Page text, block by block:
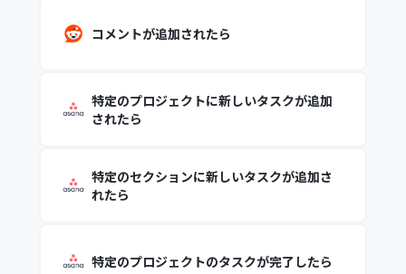
コメントが追加されたら
特定のプロジェクトに新しいタスクが追加
されたら
特定のセクションに新しいタスクが追加さ
れたら
特定のプロジェクトのタスクが完了したら